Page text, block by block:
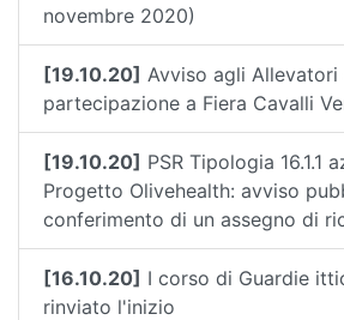
novembre 2020)
[19.10.20] Avviso agli Allevatori
partecipazione a Fiera Cavalli
[19.10.20] PSR Tipologia 16.1.1
Progetto Olivehealth: avviso
conferimento di un assegno di
[16.10.20] I corso di Guardie
rinviato l'inizio